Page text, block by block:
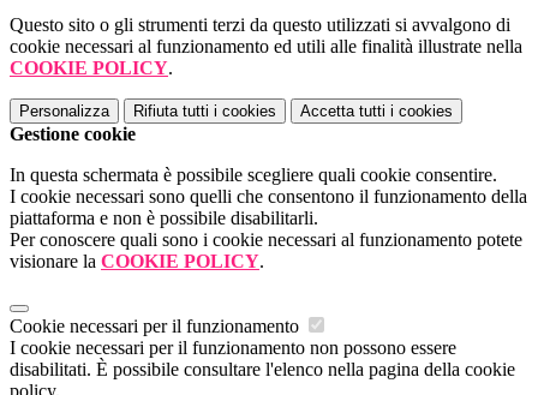
Questo sito o gli strumenti terzi da questo utilizzati si avvalgono di
cookie necessari al funzionamento ed utili alle finalità illustrate nella
COOKIE POLICY.
Personalizza Rifiuta tutti i cookies Accetta tutti i cookies
Gestione cookie
In questa schermata è possibile scegliere quali cookie consentire.
I cookie necessari sono quelli che consentono il funzionamento della
piattaforma e non è possibile disabilitarli.
Per conoscere quali sono i cookie necessari al funzionamento potete
visionare la COOKIE POLICY.
Cookie necessari per il funzionamento
I cookie necessari per il funzionamento non possono essere
disabilitati. È possibile consultare l'elenco nella pagina della cookie
policy.